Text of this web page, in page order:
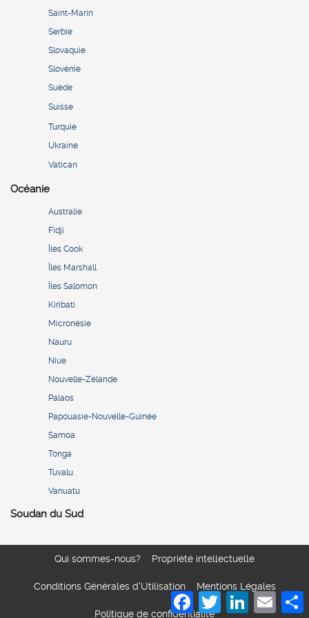
Saint-Marin
Serbie
Slovaquie
Slovénie
Suède
Suisse
Turquie
Ukraine
Vatican
Océanie
Australie
Fidji
Îles Cook
Îles Marshall
Îles Salomon
Kiribati
Micronésie
Nauru
Niue
Nouvelle-Zélande
Palaos
Papouasie-Nouvelle-Guinée
Samoa
Tonga
Tuvalu
Vanuatu
Soudan du Sud
Qui sommes-nous? Propriété intellectuelle
Conditions Générales d’Utilisation Mentions Légales
Politique de confidentialité
FacebookTwitter LinkedInEmail